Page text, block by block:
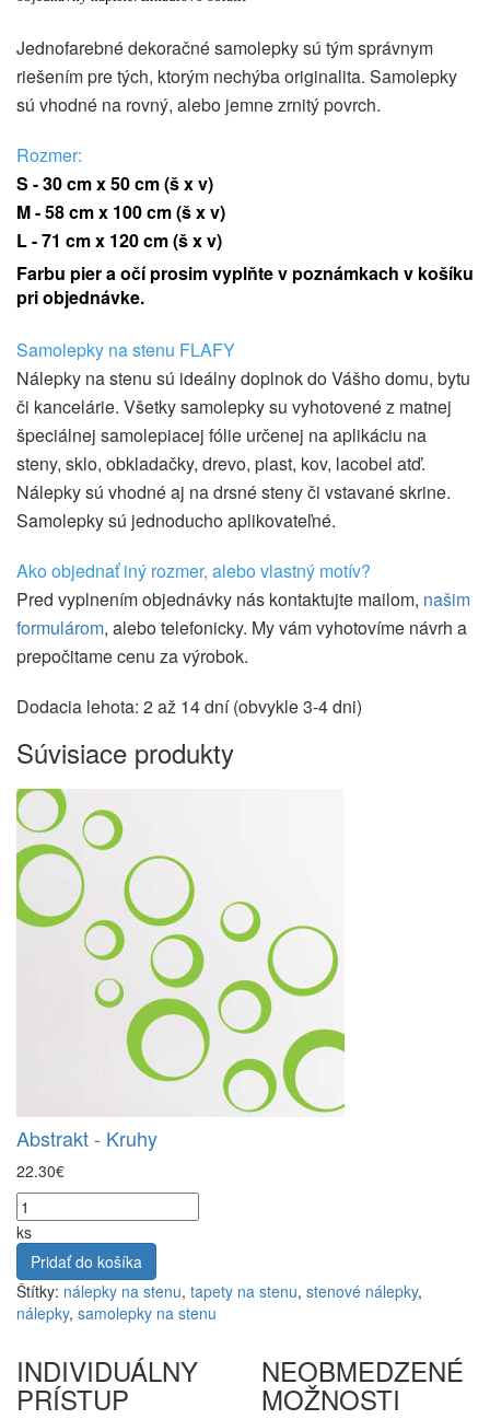
Jednofarebné dekoračné samolepky sú tým správnym
riešením pre tých, ktorým nechýba originalita. Samolepky
sú vhodné na rovný, alebo jemne zrnitý povrch.
Rozmer:
S - 30 cm x 50 cm (š x v)
M - 58 cm x 100 cm (š x v)
L - 71 cm x 120 cm (š x v)
Farbu pier a očí prosim vyplňte v poznámkach v košíku
pri objednávke.
Samolepky na stenu FLAFY
Nálepky na stenu sú ideálny doplnok do Vášho domu, bytu
či kancelárie. Všetky samolepky su vyhotovené z matnej
špeciálnej samolepiacej fólie určenej na aplikáciu na
steny, sklo, obkladačky, drevo, plast, kov, lacobel atď.
Nálepky sú vhodné aj na drsné steny či vstavané skrine.
Samolepky sú jednoducho aplikovateľné.
Ako objednať iný rozmer, alebo vlastný motív?
Pred vyplnením objednávky nás kontaktujte mailom, našim
formulárom, alebo telefonicky. My vám vyhotovíme návrh a
prepočitame cenu za výrobok.
Dodacia lehota: 2 až 14 dní (obvykle 3-4 dni)
Súvisiace produkty
Abstrakt - Kruhy
22.30€
ks
Pridať do košíka
Štítky: nálepky na stenu, tapety na stenu, stenové nálepky,
nálepky, samolepky na stenu
INDIVIDUÁLNY
PRÍSTUP
NEOBMEDZENÉ
MOŽNOSTI